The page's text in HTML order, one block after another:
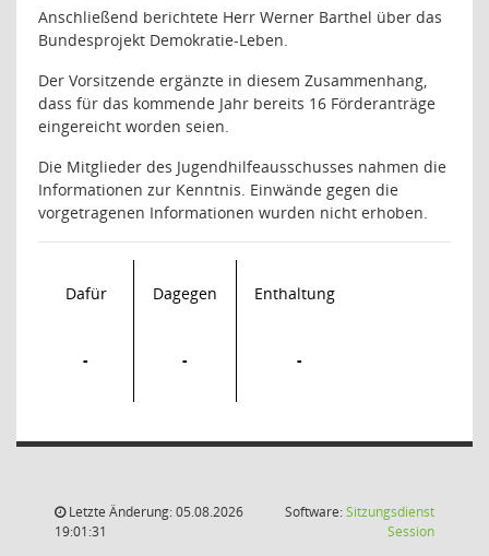
Anschließend berichtete Herr Werner Barthel über das
Bundesprojekt Demokratie-Leben.
Der Vorsitzende ergänzte in diesem Zusammenhang,
dass für das kommende Jahr bereits 16 Förderanträge
eingereicht worden seien.
Die Mitglieder des Jugendhilfeausschusses nahmen die
Informationen zur Kenntnis. Einwände gegen die
vorgetragenen Informationen wurden nicht erhoben.
Dafür Dagegen Enthaltung
- - -
Letzte Änderung: 05.08.2026
19:01:31
Software:Sitzungsdienst
Session(Wird in